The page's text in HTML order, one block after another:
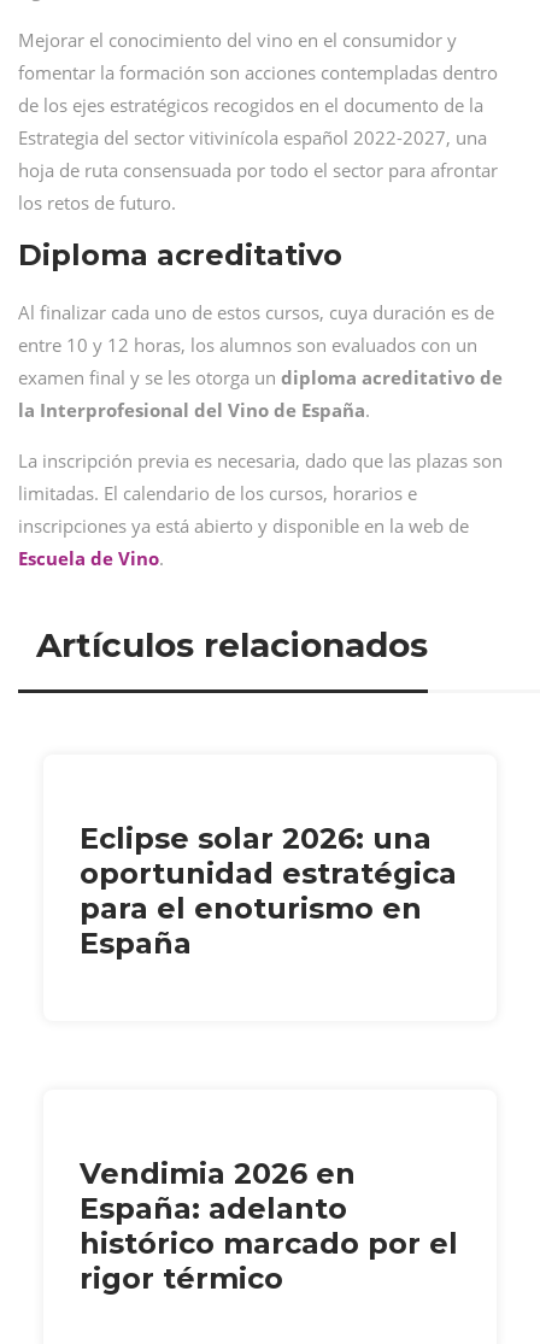
Mejorar el conocimiento del vino en el consumidor y
fomentar la formación son acciones contempladas dentro
de los ejes estratégicos recogidos en el documento de la
Estrategia del sector vitivinícola español 2022-2027, una
hoja de ruta consensuada por todo el sector para afrontar
los retos de futuro.
Diploma acreditativo
Al finalizar cada uno de estos cursos, cuya duración es de
entre 10 y 12 horas, los alumnos son evaluados con un
examen final y se les otorga un diploma acreditativo de
la Interprofesional del Vino de España.
La inscripción previa es necesaria, dado que las plazas son
limitadas. El calendario de los cursos, horarios e
inscripciones ya está abierto y disponible en la web de
Escuela de Vino.
Artículos relacionados
Eclipse solar 2026: una
oportunidad estratégica
para el enoturismo en
España
Vendimia 2026 en
España: adelanto
histórico marcado por el
rigor térmico